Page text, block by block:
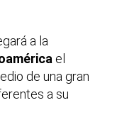
a la
el
de una gran
a su